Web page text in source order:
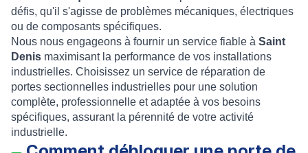
défis, qu'il s'agisse de problèmes mécaniques, électriques
ou de composants spécifiques.
Nous nous engageons à fournir un service fiable à Saint
Denis maximisant la performance de vos installations
industrielles. Choisissez un service de réparation de
portes sectionnelles industrielles pour une solution
complète, professionnelle et adaptée à vos besoins
spécifiques, assurant la pérennité de votre activité
industrielle.